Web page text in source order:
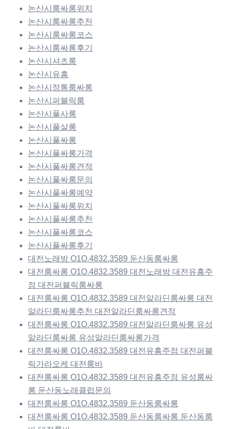
논산시룸싸롱위치
논산시룸싸롱추천
논산시룸싸롱코스
논산시룸싸롱후기
논산시셔츠룸
논산시유흥
논산시정통룸싸롱
논산시퍼블릭룸
논산시풀사롱
논산시풀살롱
논산시풀싸롱
논산시풀싸롱가격
논산시풀싸롱견적
논산시풀싸롱문의
논산시풀싸롱예약
논산시풀싸롱위치
논산시풀싸롱추천
논산시풀싸롱코스
논산시풀싸롱후기
대전노래방 O1O.4832.3589 둔산동룸싸롱
대전룸싸롱 O1O.4832.3589 대전노래방 대전유흥주
점 대전퍼블릭룸싸롱
대전룸싸롱 O1O.4832.3589 대전알라딘룸싸롱 대전
알라딘룸싸롱추천 대전알라딘룸싸롱견적
대전룸싸롱 O1O.4832.3589 대전알라딘룸싸롱 유성
알라딘룸싸롱 유성알라딘룸싸롱가격
대전룸싸롱 O1O.4832.3589 대전유흥주점 대전퍼블
릭가라오케 대전룸바
대전룸싸롱 O1O.4832.3589 대전유흥주점 유성룸싸
롱 둔산동노래클럽문의
대전룸싸롱 O1O.4832.3589 둔산동룸싸롱
대전룸싸롱 O1O.4832.3589 둔산동룸싸롱 둔산동룸